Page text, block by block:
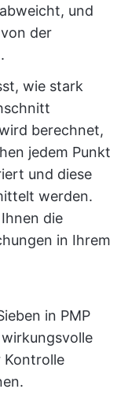
und
der
wie stark
berechnet,
jedem Punkt
und diese
werden.
die
in Ihrem
in PMP
Kontrolle